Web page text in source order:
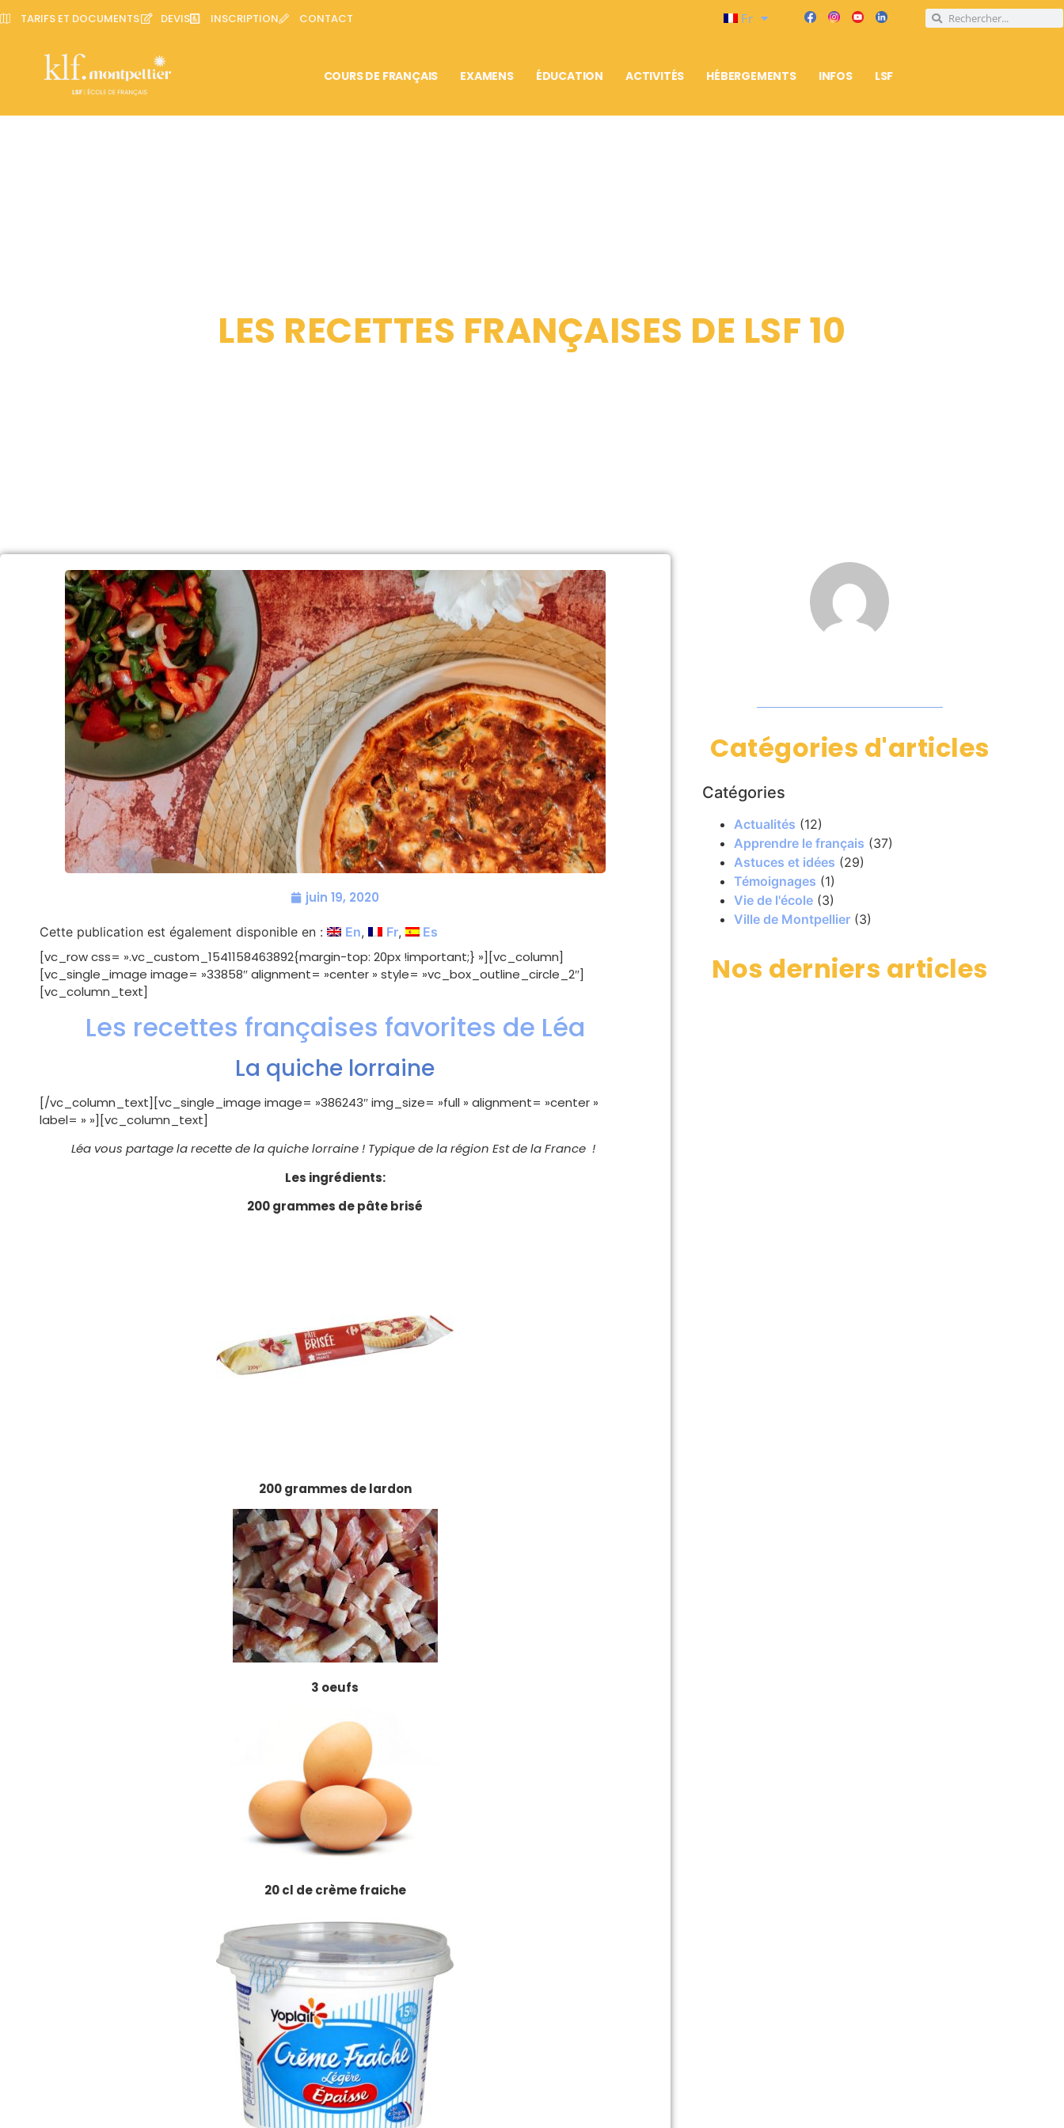
TARIFS ET DOCUMENTS DEVIS INSCRIPTION CONTACT Fr
COURS DE FRANÇAIS EXAMENS ÉDUCATION ACTIVITÉS HÉBERGEMENTS INFOS LSF
LES RECETTES FRANÇAISES DE LSF 10
juin 19, 2020
Cette publication est également disponible en : En Fr Es
[vc_row css= ».vc_custom_1541158463892{margin-top: 20px !important;} »][vc_column]
[vc_single_image image= »33858″ alignment= »center » style= »vc_box_outline_circle_2″]
[vc_column_text]
Les recettes françaises favorites de Léa
La quiche lorraine
[/vc_column_text][vc_single_image image= »386243″ img_size= »full » alignment= »center »
label= » »][vc_column_text]
Léa vous partage la recette de la quiche lorraine ! Typique de la région Est de la France !
Les ingrédients:
200 grammes de pâte brisé
200 grammes de lardon
3 oeufs
20 cl de crème fraiche
Catégories d'articles
Catégories
Actualités (12)
Apprendre le français (37)
Astuces et idées (29)
Témoignages (1)
Vie de l'école(3)
Ville de Montpellier(3)
Nos derniers articles